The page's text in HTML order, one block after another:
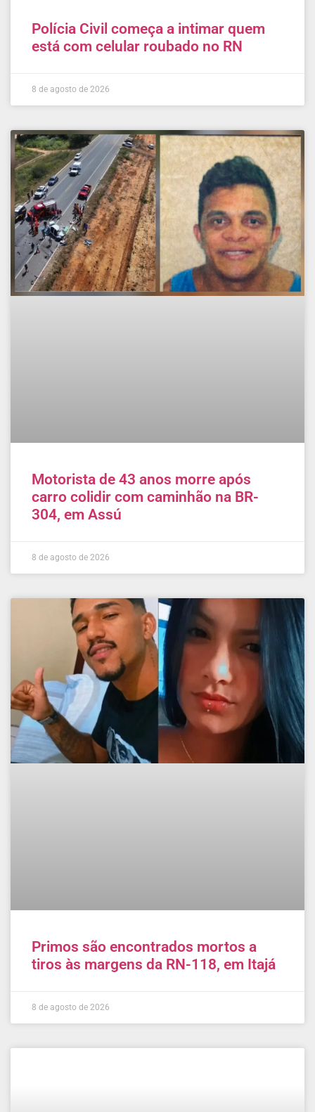
Polícia Civil começa a intimar quem
está com celular roubado no RN
8 de agosto de 2026
Motorista de 43 anos morre após
carro colidir com caminhão na BR-
304, em Assú
8 de agosto de 2026
Primos são encontrados mortos a
tiros às margens da RN-118, em Itajá
8 de agosto de 2026